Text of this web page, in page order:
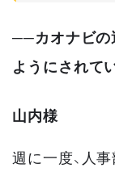
──カオナビの
ようにされて
山内様
週に一度、人